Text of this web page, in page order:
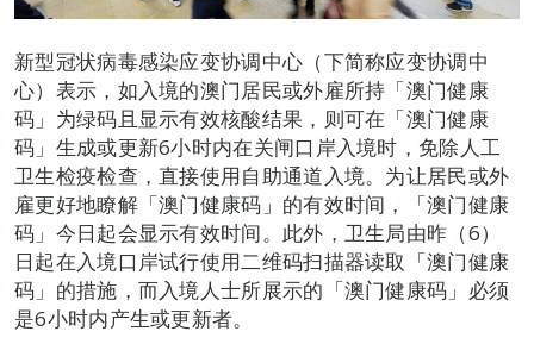
新型冠状病毒感染应变协调中心（下简称应变协调中
心）表示，如入境的澳门居民或外雇所持「澳门健康
码」为绿码且显示有效核酸结果，则可在「澳门健康
码」生成或更新6小时内在关闸口岸入境时，免除人工
卫生检疫检查，直接使用自助通道入境。为让居民或外
雇更好地瞭解「澳门健康码」的有效时间，「澳门健康
码」今日起会显示有效时间。此外，卫生局由昨（6）
日起在入境口岸试行使用二维码扫描器读取「澳门健康
码」的措施，而入境人士所展示的「澳门健康码」必须
是6小时内产生或更新者。